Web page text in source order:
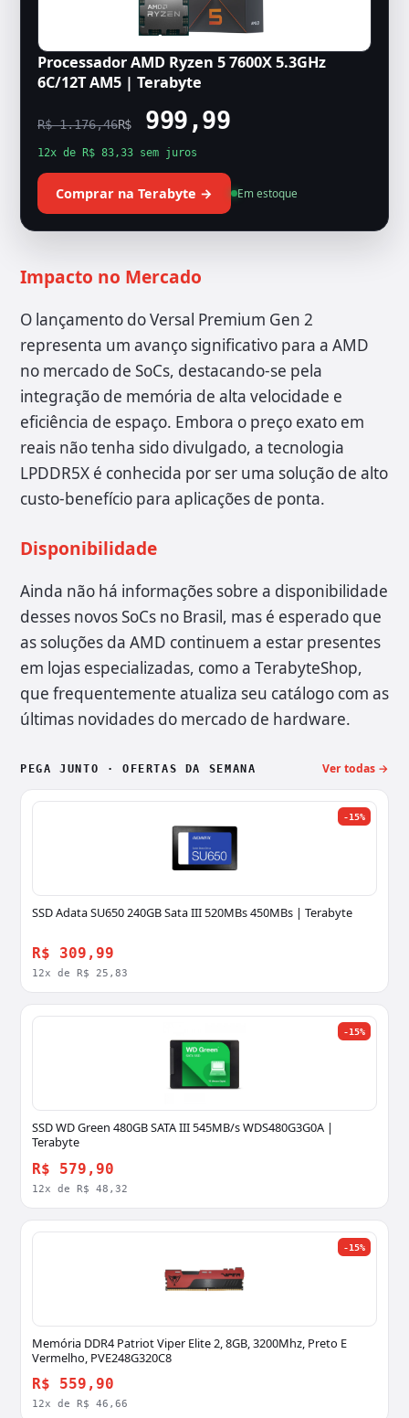
Processador AMD Ryzen 5 7600X 5.3GHz
6C/12T AM5 | Terabyte
R$ 1.176,46R$999,99
12x de R$ 83,33 sem juros
Comprar na Terabyte → Em estoque
Impacto no Mercado
O lançamento do Versal Premium Gen 2
representa um avanço significativo para a AMD
no mercado de SoCs, destacando-se pela
integração de memória de alta velocidade e
eficiência de espaço. Embora o preço exato em
reais não tenha sido divulgado, a tecnologia
LPDDR5X é conhecida por ser uma solução de alto
custo-benefício para aplicações de ponta.
Disponibilidade
Ainda não há informações sobre a disponibilidade
desses novos SoCs no Brasil, mas é esperado que
as soluções da AMD continuem a estar presentes
em lojas especializadas, como a TerabyteShop,
que frequentemente atualiza seu catálogo com as
últimas novidades do mercado de hardware.
PEGA JUNTO · OFERTAS DA SEMANA Ver todas →
-15%
SSD Adata SU650 240GB Sata III 520MBs 450MBs | Terabyte
R$ 309,99
12x de R$ 25,83
-15%
SSD WD Green 480GB SATA III 545MB/s WDS480G3G0A |
Terabyte
R$ 579,90
12x de R$ 48,32
-15%
Memória DDR4 Patriot Viper Elite 2, 8GB, 3200Mhz, Preto E
Vermelho, PVE248G320C8
R$ 559,90
12x de R$ 46,66